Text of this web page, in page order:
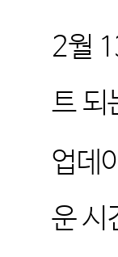
2월
트 되
업데
운 시